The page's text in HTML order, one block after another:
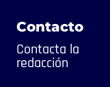
Contacto
Contacta la
redacción